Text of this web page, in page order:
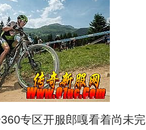
专区开服郎嘎看着尚未